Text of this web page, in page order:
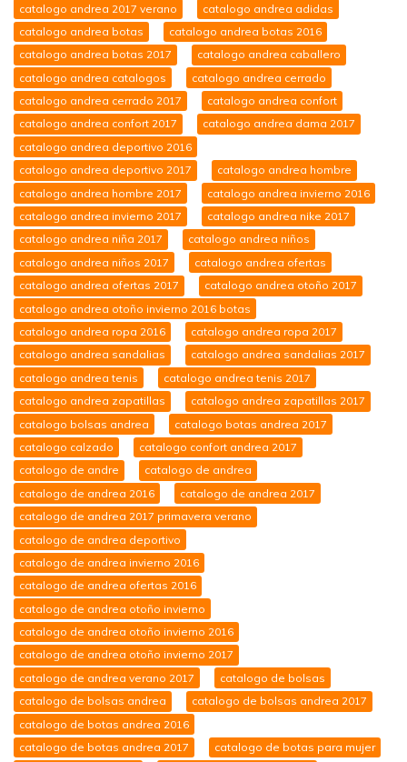
catalogo andrea 2017 verano
catalogo andrea adidas
catalogo andrea botas
catalogo andrea botas 2016
catalogo andrea botas 2017
catalogo andrea caballero
catalogo andrea catalogos
catalogo andrea cerrado
catalogo andrea cerrado 2017
catalogo andrea confort
catalogo andrea confort 2017
catalogo andrea dama 2017
catalogo andrea deportivo 2016
catalogo andrea deportivo 2017
catalogo andrea hombre
catalogo andrea hombre 2017
catalogo andrea invierno 2016
catalogo andrea invierno 2017
catalogo andrea nike 2017
catalogo andrea niña 2017
catalogo andrea niños
catalogo andrea niños 2017
catalogo andrea ofertas
catalogo andrea ofertas 2017
catalogo andrea otoño 2017
catalogo andrea otoño invierno 2016 botas
catalogo andrea ropa 2016
catalogo andrea ropa 2017
catalogo andrea sandalias
catalogo andrea sandalias 2017
catalogo andrea tenis
catalogo andrea tenis 2017
catalogo andrea zapatillas
catalogo andrea zapatillas 2017
catalogo bolsas andrea
catalogo botas andrea 2017
catalogo calzado
catalogo confort andrea 2017
catalogo de andre
catalogo de andrea
catalogo de andrea 2016
catalogo de andrea 2017
catalogo de andrea 2017 primavera verano
catalogo de andrea deportivo
catalogo de andrea invierno 2016
catalogo de andrea ofertas 2016
catalogo de andrea otoño invierno
catalogo de andrea otoño invierno 2016
catalogo de andrea otoño invierno 2017
catalogo de andrea verano 2017
catalogo de bolsas
catalogo de bolsas andrea
catalogo de bolsas andrea 2017
catalogo de botas andrea 2016
catalogo de botas andrea 2017
catalogo de botas para mujer